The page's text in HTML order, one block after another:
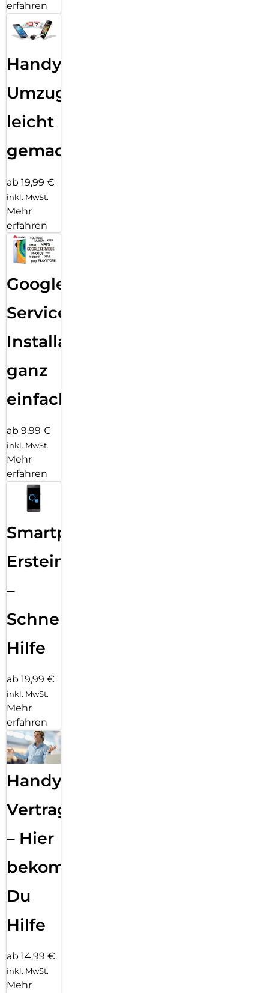
erfahren
Handy
Umzug
leicht
gemacht!
ab 19,99 €
inkl. MwSt.
Mehr
erfahren
Google
Services
Installation
ganz
einfach
ab 9,99 €
inkl. MwSt.
Mehr
erfahren
Smartphone
Ersteinrichtung
–
Schnelle
Hilfe
ab 19,99 €
inkl. MwSt.
Mehr
erfahren
Handy
Vertragsabwicklung
– Hier
bekommst
Du
Hilfe
ab 14,99 €
inkl. MwSt.
Mehr